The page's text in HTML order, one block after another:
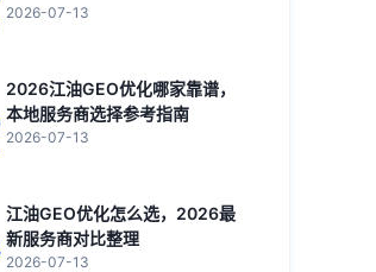
2026-07-13
2026江油GEO优化哪家靠谱，
本地服务商选择参考指南
2026-07-13
江油GEO优化怎么选，2026最
新服务商对比整理
2026-07-13